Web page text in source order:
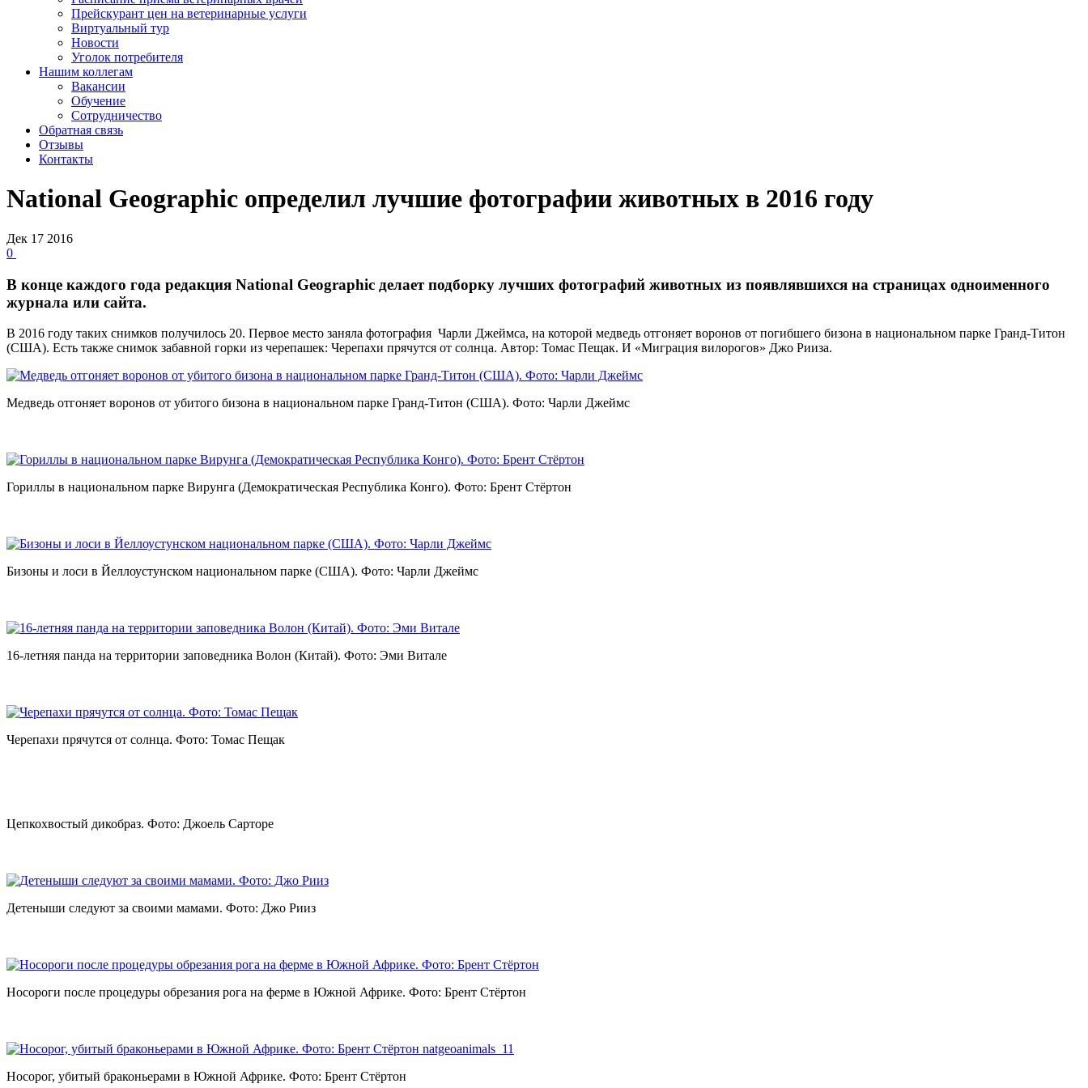
Прейскурант цен на ветеринарные услуги
Виртуальный тур
Новости
Уголок потребителя
Нашим коллегам
Вакансии
Обучение
Сотрудничество
Обратная связь
Отзывы
Контакты
National Geographic определил лучшие фотографии животных в 2016 году
Дек 17 2016
0
В конце каждого года редакция National Geographic делает подборку лучших фотографий животных из появлявшихся на страницах одноименного
журнала или сайта.
В 2016 году таких снимков получилось 20. Первое место заняла фотография Чарли Джеймса, на которой медведь отгоняет воронов от погибшего бизона в национальном парке Гранд-Титон
(США). Есть также снимок забавной горки из черепашек: Черепахи прячутся от солнца. Автор: Томас Пещак. И «Миграция вилорогов» Джо Рииза.
Медведь отгоняет воронов от убитого бизона в национальном парке Гранд-Титон (США). Фото: Чарли Джеймс
Гориллы в национальном парке Вирунга (Демократическая Республика Конго). Фото: Брент Стёртон
Бизоны и лоси в Йеллоустунском национальном парке (США). Фото: Чарли Джеймс
16-летняя панда на территории заповедника Волон (Китай). Фото: Эми Витале
Черепахи прячутся от солнца. Фото: Томас Пещак
Цепкохвостый дикобраз. Фото: Джоель Сарторе
Детеныши следуют за своими мамами. Фото: Джо Рииз
Носороги после процедуры обрезания рога на ферме в Южной Африке. Фото: Брент Стёртон
Носорог, убитый браконьерами в Южной Африке. Фото: Брент Стёртон